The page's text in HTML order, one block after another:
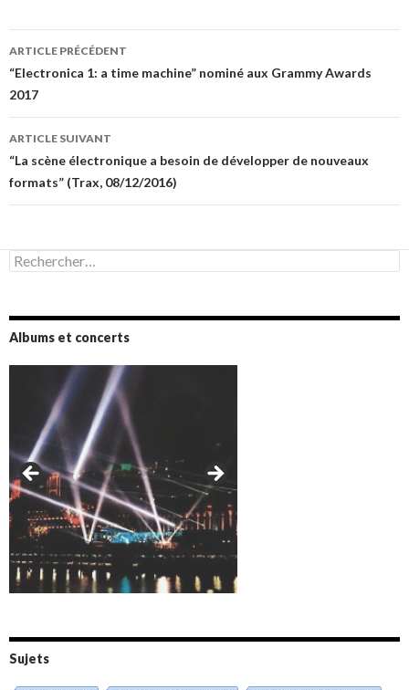
Navigation
des
articles
ARTICLE PRÉCÉDENT
“Electronica 1: a time machine” nominé aux Grammy Awards
2017
ARTICLE SUIVANT
“La scène électronique a besoin de développer de nouveaux
formats” (Trax, 08/12/2016)
Rechercher :
Albums et concerts
Amazônia (2021)
Oxymore (2022)
Versailles 400 (2024)
Live in Bratislava (2025)
Sujets